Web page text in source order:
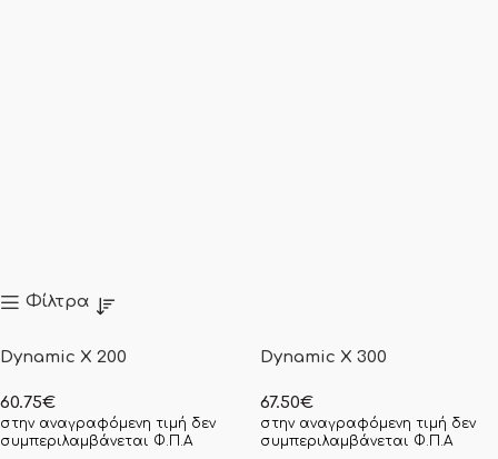
Φίλτρα
Dynamic X 200
60.75€
στην αναγραφόμενη τιμή δεν
συμπεριλαμβάνεται Φ.Π.Α
Dynamic X 300
67.50€
στην αναγραφόμενη τιμή δεν
συμπεριλαμβάνεται Φ.Π.Α